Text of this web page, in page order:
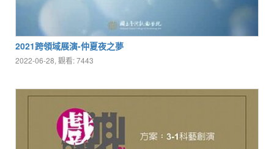
2021跨領域展演-仲夏夜之夢
2022-06-28, 觀看: 7443